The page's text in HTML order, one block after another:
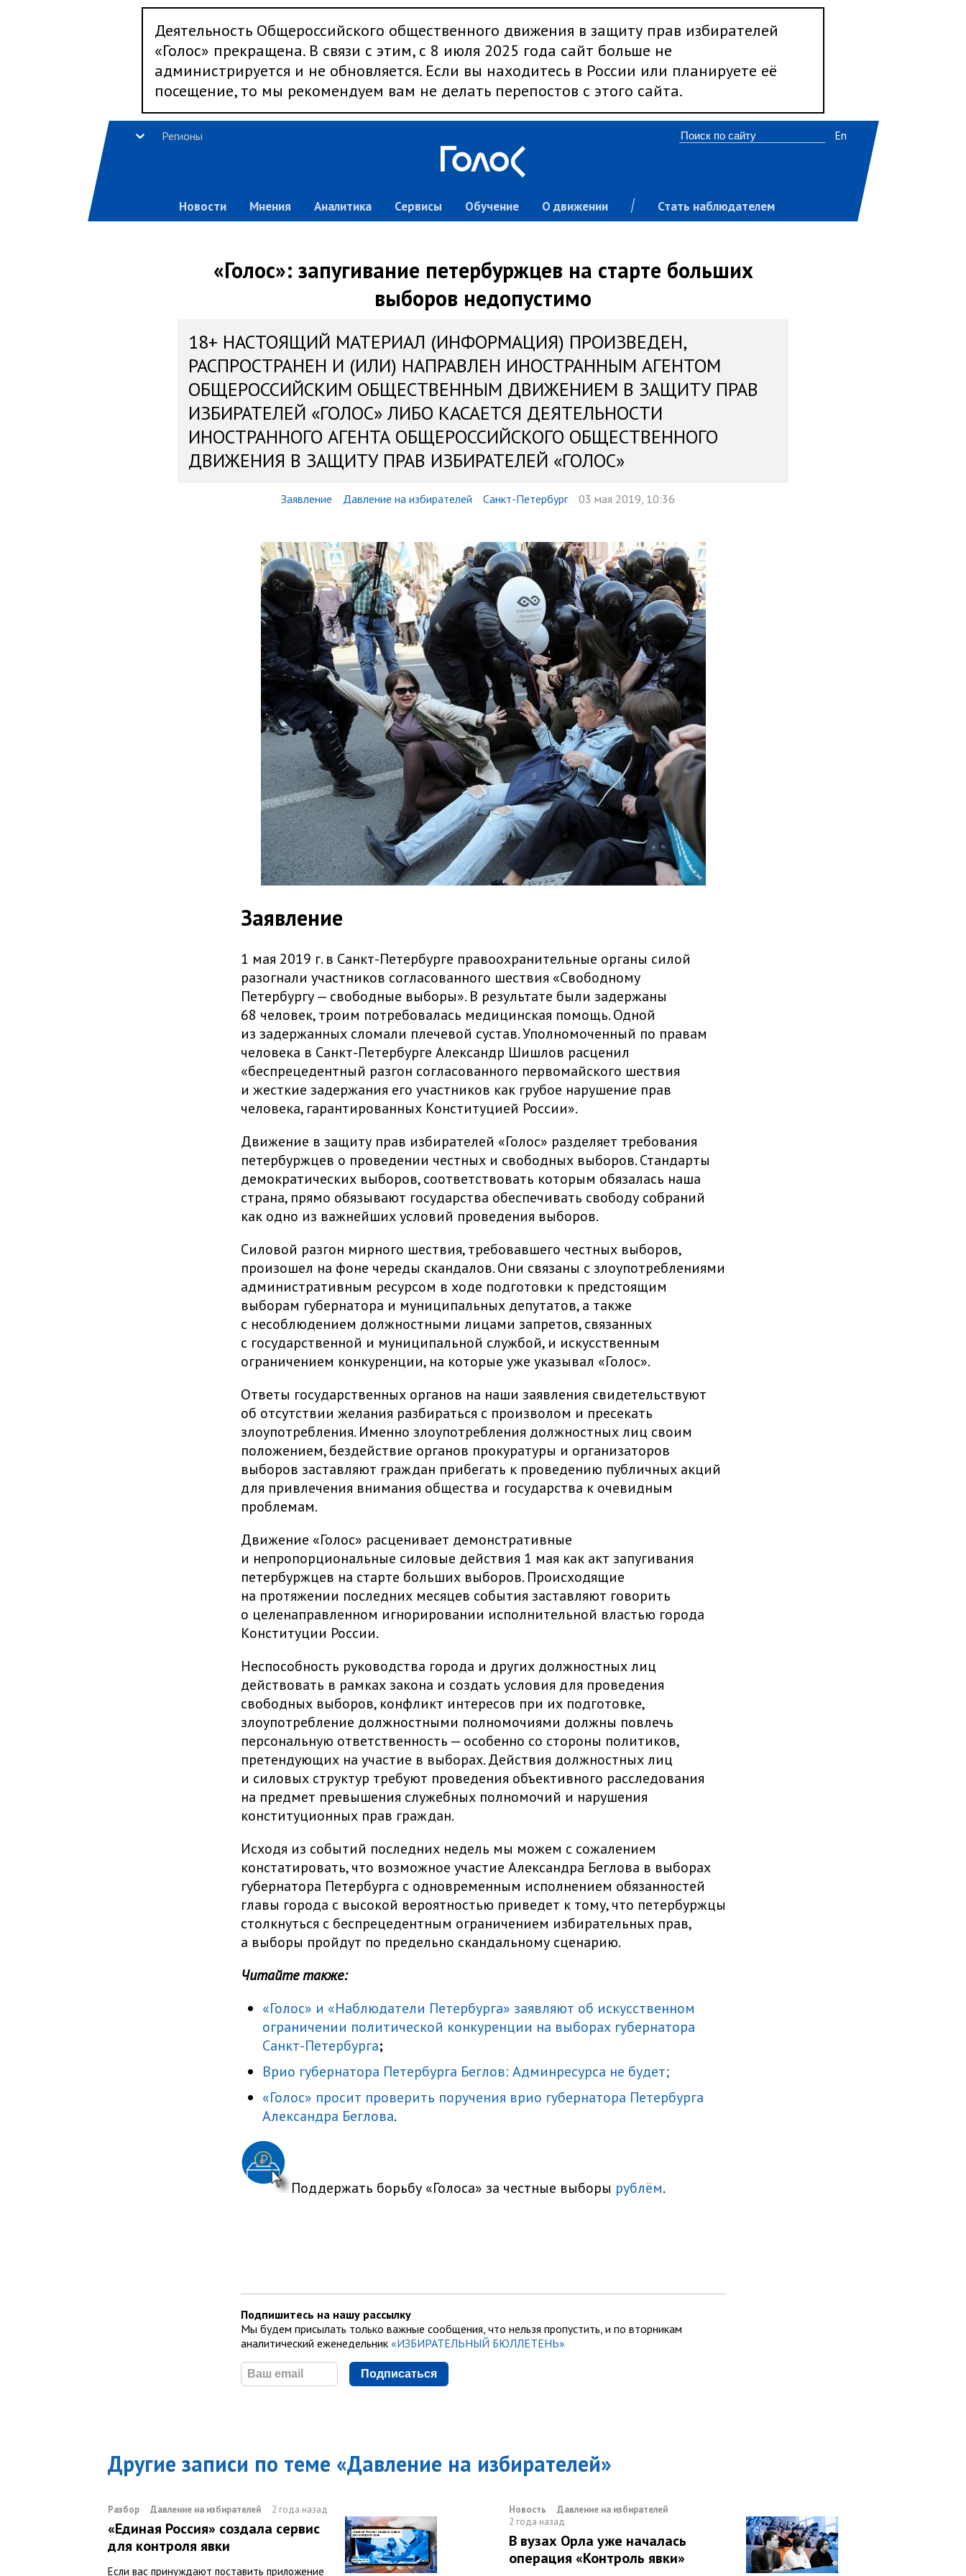
Деятельность Общероссийского общественного движения в защиту прав избирателей
«Голос» прекращена. В связи с этим, с 8 июля 2025 года сайт больше не
администрируется и не обновляется. Если вы находитесь в России или планируете её
посещение, то мы рекомендуем вам не делать перепостов с этого сайта.
Регионы
Новости Мнения Аналитика Сервисы Обучение О движении Стать наблюдателем
En
«Голос»: запугивание петербуржцев на старте больших
выборов недопустимо
18+ НАСТОЯЩИЙ МАТЕРИАЛ (ИНФОРМАЦИЯ) ПРОИЗВЕДЕН,
РАСПРОСТРАНЕН И (ИЛИ) НАПРАВЛЕН ИНОСТРАННЫМ АГЕНТОМ
ОБЩЕРОССИЙСКИМ ОБЩЕСТВЕННЫМ ДВИЖЕНИЕМ В ЗАЩИТУ ПРАВ
ИЗБИРАТЕЛЕЙ «ГОЛОС» ЛИБО КАСАЕТСЯ ДЕЯТЕЛЬНОСТИ
ИНОСТРАННОГО АГЕНТА ОБЩЕРОССИЙСКОГО ОБЩЕСТВЕННОГО
ДВИЖЕНИЯ В ЗАЩИТУ ПРАВ ИЗБИРАТЕЛЕЙ «ГОЛОС»
Заявление Давление на избирателей Санкт-Петербург 03 мая 2019, 10:36
Заявление
1 мая 2019 г. в Санкт-Петербурге правоохранительные органы силой
разогнали участников согласованного шествия «Свободному
Петербургу — свободные выборы». В результате были задержаны
68 человек, троим потребовалась медицинская помощь. Одной
из задержанных сломали плечевой сустав. Уполномоченный по правам
человека в Санкт-Петербурге Александр Шишлов расценил
«беспрецедентный разгон согласованного первомайского шествия
и жесткие задержания его участников как грубое нарушение прав
человека, гарантированных Конституцией России».
Движение в защиту прав избирателей «Голос» разделяет требования
петербуржцев о проведении честных и свободных выборов. Стандарты
демократических выборов, соответствовать которым обязалась наша
страна, прямо обязывают государства обеспечивать свободу собраний
как одно из важнейших условий проведения выборов.
Силовой разгон мирного шествия, требовавшего честных выборов,
произошел на фоне череды скандалов. Они связаны с злоупотреблениями
административным ресурсом в ходе подготовки к предстоящим
выборам губернатора и муниципальных депутатов, а также
с несоблюдением должностными лицами запретов, связанных
с государственной и муниципальной службой, и искусственным
ограничением конкуренции, на которые уже указывал «Голос».
Ответы государственных органов на наши заявления свидетельствуют
об отсутствии желания разбираться с произволом и пресекать
злоупотребления. Именно злоупотребления должностных лиц своим
положением, бездействие органов прокуратуры и организаторов
выборов заставляют граждан прибегать к проведению публичных акций
для привлечения внимания общества и государства к очевидным
проблемам.
Движение «Голос» расценивает демонстративные
и непропорциональные силовые действия 1 мая как акт запугивания
петербуржцев на старте больших выборов. Происходящие
на протяжении последних месяцев события заставляют говорить
о целенаправленном игнорировании исполнительной властью города
Конституции России.
Неспособность руководства города и других должностных лиц
действовать в рамках закона и создать условия для проведения
свободных выборов, конфликт интересов при их подготовке,
злоупотребление должностными полномочиями должны повлечь
персональную ответственность — особенно со стороны политиков,
претендующих на участие в выборах. Действия должностных лиц
и силовых структур требуют проведения объективного расследования
на предмет превышения служебных полномочий и нарушения
конституционных прав граждан.
Исходя из событий последних недель мы можем с сожалением
констатировать, что возможное участие Александра Беглова в выборах
губернатора Петербурга с одновременным исполнением обязанностей
главы города с высокой вероятностью приведет к тому, что петербуржцы
столкнуться с беспрецедентным ограничением избирательных прав,
а выборы пройдут по предельно скандальному сценарию.
Читайте также:
«Голос» и «Наблюдатели Петербурга» заявляют об искусственном
ограничении политической конкуренции на выборах губернатора
Санкт-Петербурга;
Врио губернатора Петербурга Беглов: Админресурса не будет;
«Голос» просит проверить поручения врио губернатора Петербурга
Александра Беглова.
Поддержать борьбу «Голоса» за честные выборы рублём.
Подпишитесь на нашу рассылку
Мы будем присылать только важные сообщения, что нельзя пропустить, и по вторникам
аналитический еженедельник «ИЗБИРАТЕЛЬНЫЙ БЮЛЛЕТЕНЬ»
Подписаться
Другие записи по теме «Давление на избирателей»
Разбор Давление на избирателей 2 года назад
«Единая Россия» создала сервис
для контроля явки
Если вас принуждают поставить приложение
Новость
Давление на избирателей
2 года назад
В вузах Орла уже началась
операция «Контроль явки»